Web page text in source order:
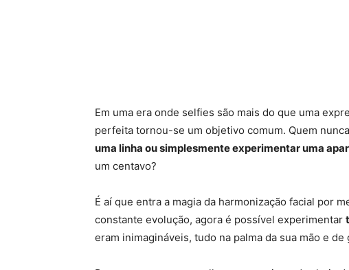
Em uma era onde selfies são mais do que uma
perfeita tornou-se um objetivo comum. Quem
uma linha ou simplesmente experimentar uma
um centavo?
É aí que entra a magia da harmonização facial por
constante evolução, agora é possível experimentar
eram inimagináveis, tudo na palma da sua mão e de